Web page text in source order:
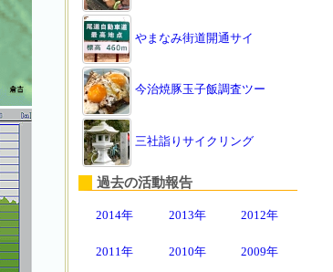
やまなみ街道開通サイ
今治焼豚玉子飯調査ツー
三社詣りサイクリング
過去の活動報告
2014年 2013年 2012年
2011年 2010年 2009年